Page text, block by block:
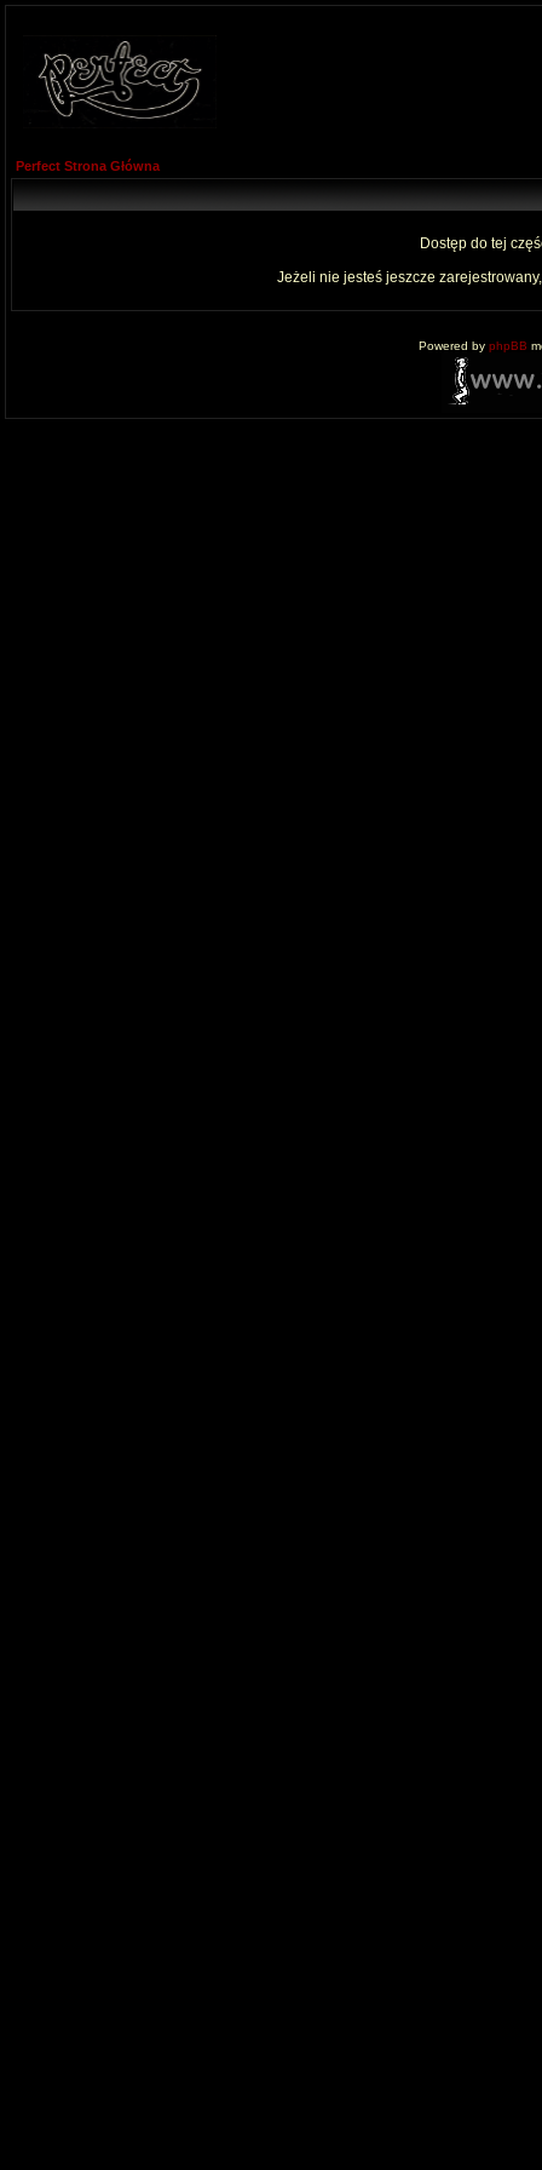
Perfect Strona Główna
Dostęp do tej
Jeżeli nie jesteś jeszcze
Powered by phpBB